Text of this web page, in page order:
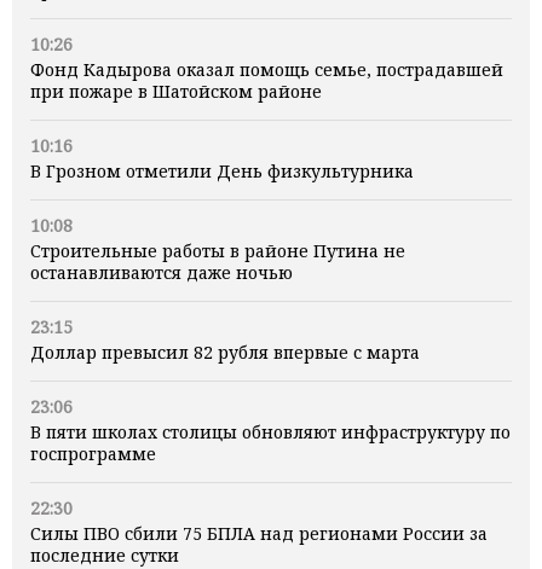
10:26
Фонд Кадырова оказал помощь семье, пострадавшей
при пожаре в Шатойском районе
10:16
В Грозном отметили День физкультурника
10:08
Строительные работы в районе Путина не
останавливаются даже ночью
23:15
Доллар превысил 82 рубля впервые с марта
23:06
В пяти школах столицы обновляют инфраструктуру по
госпрограмме
22:30
Силы ПВО сбили 75 БПЛА над регионами России за
последние сутки